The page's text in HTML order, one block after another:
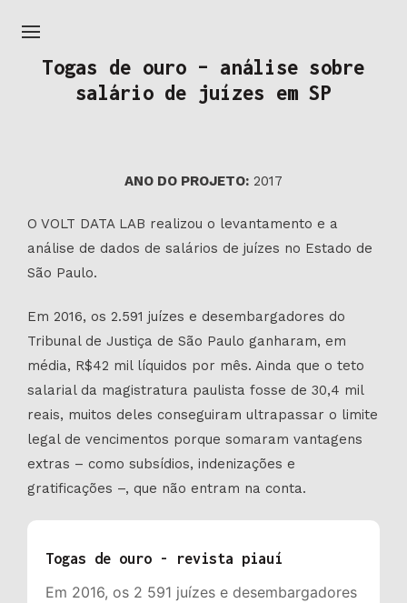
Togas de ouro – análise sobre
salário de juízes em SP
ANO DO PROJETO: 2017
O VOLT DATA LAB realizou o levantamento e a
análise de dados de salários de juízes no Estado de
São Paulo.
Em 2016, os 2.591 juízes e desembargadores do
Tribunal de Justiça de São Paulo ganharam, em
média, R$42 mil líquidos por mês. Ainda que o teto
salarial da magistratura paulista fosse de 30,4 mil
reais, muitos deles conseguiram ultrapassar o limite
legal de vencimentos porque somaram vantagens
extras – como subsídios, indenizações e
gratificações –, que não entram na conta.
Togas de ouro - revista piauí
Em 2016, os 2 591 juízes e desembargadores